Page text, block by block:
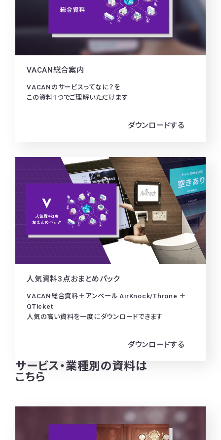
VACAN総合案内
VACANのサービスってなに？を
この資料1つでご理解いただけます
ダウンロードする
人気資料3点おまとめパック
VACAN総合資料＋アンベール AirKnock/Throne ＋
QTicket
人気の高い資料を一度にダウンロードできます
ダウンロードする
サービス・業種別の資料は
こちら